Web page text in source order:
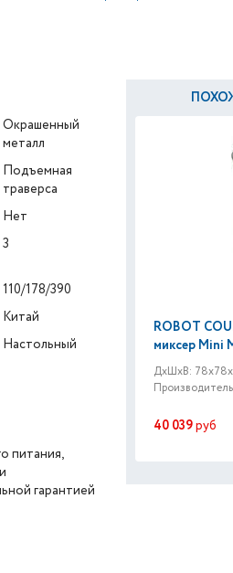
Окрашенный
металл
Подъемная
траверса
Нет
3
110/178/390
Китай
Настольный
питания,
гарантией
ROBOT
миксер Mini
ДxШxВ:
40 039руб